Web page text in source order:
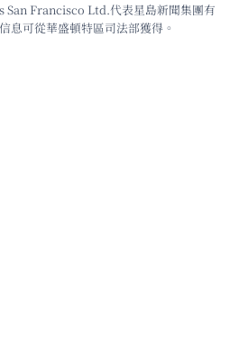
San Francisco Ltd.代表星島新聞集團有
息可從華盛頓特區司法部獲得。